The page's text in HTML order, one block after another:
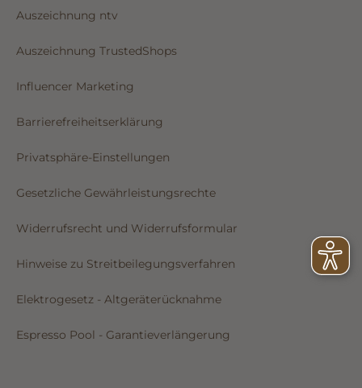
Auszeichnung ntv
Auszeichnung TrustedShops
Influencer Marketing
Barrierefreiheitserklärung
Privatsphäre-Einstellungen
Gesetzliche Gewährleistungsrechte
Widerrufsrecht und Widerrufsformular
Hinweise zu Streitbeilegungsverfahren
Elektrogesetz - Altgeräterücknahme
Espresso Pool - Garantieverlängerung